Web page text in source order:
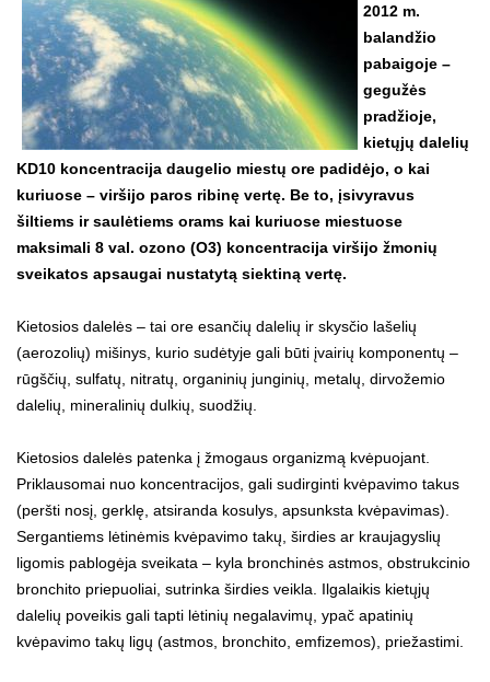
2012 m.
balandžio
pabaigoje –
gegužės
pradžioje,
kietųjų dalelių
KD10 koncentracija daugelio miestų ore padidėjo, o kai
kuriuose – viršijo paros ribinę vertę. Be to, įsivyravus
šiltiems ir saulėtiems orams kai kuriuose miestuose
maksimali 8 val. ozono (O3) koncentracija viršijo žmonių
sveikatos apsaugai nustatytą siektiną vertę.
Kietosios dalelės – tai ore esančių dalelių ir skysčio lašelių
(aerozolių) mišinys, kurio sudėtyje gali būti įvairių komponentų –
rūgščių, sulfatų, nitratų, organinių junginių, metalų, dirvožemio
dalelių, mineralinių dulkių, suodžių.
Kietosios dalelės patenka į žmogaus organizmą kvėpuojant.
Priklausomai nuo koncentracijos, gali sudirginti kvėpavimo takus
(peršti nosį, gerklę, atsiranda kosulys, apsunksta kvėpavimas).
Sergantiems lėtinėmis kvėpavimo takų, širdies ar kraujagyslių
ligomis pablogėja sveikata – kyla bronchinės astmos, obstrukcinio
bronchito priepuoliai, sutrinka širdies veikla. Ilgalaikis kietųjų
dalelių poveikis gali tapti lėtinių negalavimų, ypač apatinių
kvėpavimo takų ligų (astmos, bronchito, emfizemos), priežastimi.